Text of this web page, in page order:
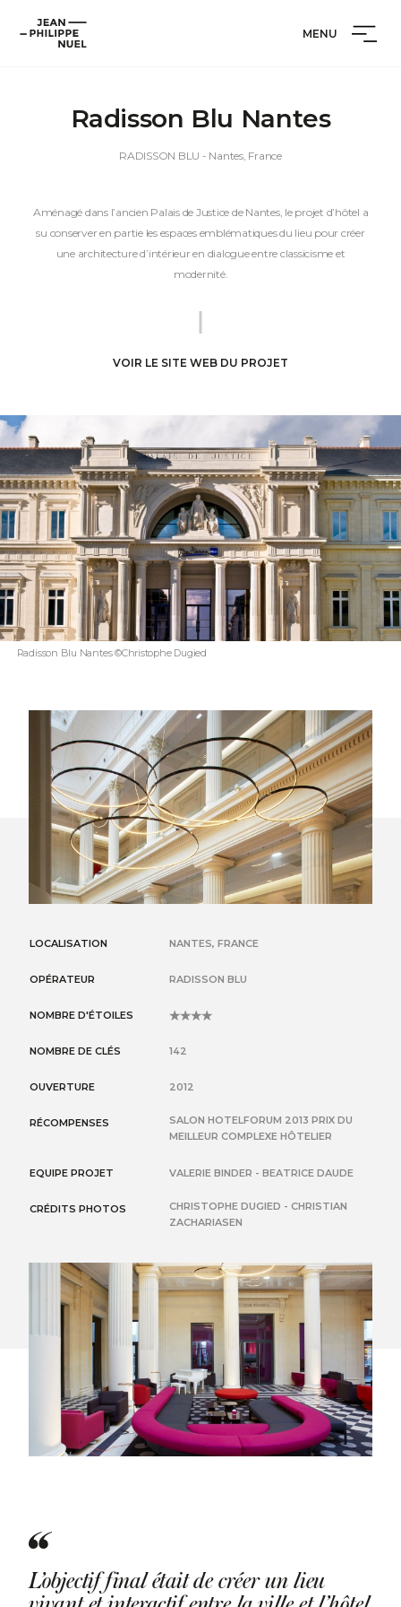
contenu
Jean-
Philippe
MENU
Radisson Blu Nantes
RADISSON BLU - Nantes, France
Aménagé dans l’ancien Palais de Justice de Nantes, le projet d’hôtel a
su conserver en partie les espaces emblématiques du lieu pour créer
une architecture d’intérieur en dialogue entre classicisme et
modernité.
VOIR LE SITE WEB DU PROJET
Radisson Blu Nantes ©Christophe Dugied
LOCALISATION NANTES, FRANCE
OPÉRATEUR RADISSON BLU
NOMBRE D'ÉTOILES
NOMBRE DE CLÉS
142
OUVERTURE 2012
RÉCOMPENSES
SALON HOTELFORUM 2013 PRIX DU
MEILLEUR COMPLEXE HÔTELIER
EQUIPE PROJET VALERIE BINDER - BEATRICE DAUDE
CRÉDITS PHOTOS
CHRISTOPHE DUGIED - CHRISTIAN
ZACHARIASEN
L’objectif final était de créer un lieu